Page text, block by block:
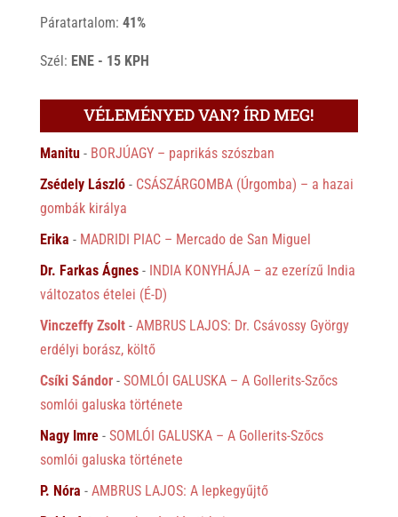
Páratartalom: 41%
Szél: ENE - 15 KPH
VÉLEMÉNYED VAN? ÍRD MEG!
Manitu- BORJÚAGY – paprikás szószban
Zsédely László- CSÁSZÁRGOMBA (Úrgomba) – a hazai
gombák királya
Erika - MADRIDI PIAC – Mercado de San Miguel
Dr. Farkas Ágnes- INDIA KONYHÁJA – az ezerízű India
változatos ételei (É-D)
Vinczeffy Zsolt- AMBRUS LAJOS: Dr. Csávossy György
erdélyi borász, költő
Csíki Sándor- SOMLÓI GALUSKA – A Gollerits-Szőcs
somlói galuska története
Nagy Imre- SOMLÓI GALUSKA – A Gollerits-Szőcs
somlói galuska története
P. Nóra - AMBRUS LAJOS: A lepkegyűjtő